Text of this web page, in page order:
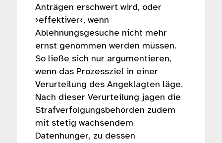
Anträgen erschwert wird, oder
›effektiver‹, wenn
Ablehnungsgesuche nicht mehr
ernst genommen werden müssen.
So ließe sich nur argumentieren,
wenn das Prozessziel in einer
Verurteilung des Angeklagten läge.
Nach dieser Verurteilung jagen die
Strafverfolgungsbehörden zudem
mit stetig wachsendem
Datenhunger, zu dessen